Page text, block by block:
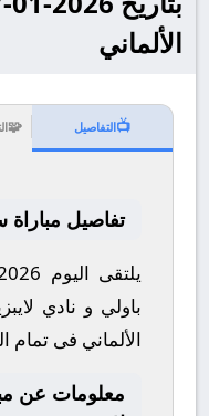
الألماني
📺التفاصيل 🧩
تفاصيل مباراة
باولي و نادي
الألماني فى تمام الساعه 22:30
معلومات عن